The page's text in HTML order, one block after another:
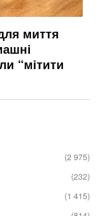
миття
“мітити
(2 975)
(232)
(1 415)